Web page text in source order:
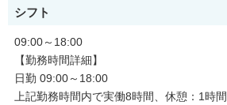
・資格取得支援あり
・長期
・新卒
・フリーター歓迎
・バイク通勤OK
・大量募集
・学歴不問
シフト
09:00～18:00
【勤務時間詳細】
日勤 09:00～18:00
上記勤務時間内で実働8時間、休憩：1時間